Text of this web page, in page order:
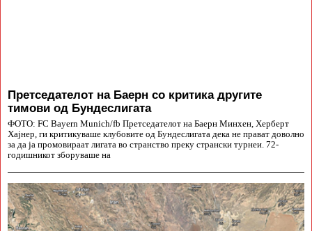
Претседателот на Баерн со критика другите
тимови од Бундеслигата
ФОТО: FC Bayern Munich/fb Претседателот на Баерн Минхен, Херберт
Хајнер, ги критикуваше клубовите од Бундеслигата дека не прават доволно
за да ја промовираат лигата во странство преку странски турнеи. 72-
годишникот зборуваше на